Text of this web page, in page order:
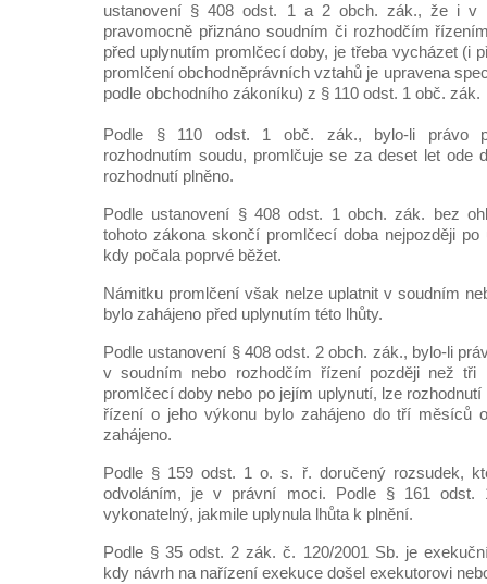
ustanovení § 408 odst. 1 a 2 obch. zák., že i v
pravomocně přiznáno soudním či rozhodčím
před uplynutím promlčecí doby, je třeba vycházet (i
promlčení obchodněprávních vztahů je upravena
podle obchodního zákoníku) z § 110 odst. 1 obč. zák.
Podle § 110 odst. 1 obč. zák., bylo-li právo
rozhodnutím soudu, promlčuje se za deset let ode
rozhodnutí plněno.
Podle ustanovení § 408 odst. 1 obch. zák. bez
tohoto zákona skončí promlčecí doba nejpozději
kdy počala poprvé běžet.
Námitku promlčení však nelze uplatnit v soudním
bylo zahájeno před uplynutím této lhůty.
Podle ustanovení § 408 odst. 2 obch. zák., bylo-li
v soudním nebo rozhodčím řízení později než tři
promlčecí doby nebo po jejím uplynutí, lze
řízení o jeho výkonu bylo zahájeno do tří měsíců
zahájeno.
Podle § 159 odst. 1 o. s. ř. doručený rozsudek,
odvoláním, je v právní moci. Podle § 161
vykonatelný, jakmile uplynula lhůta k plnění.
Podle § 35 odst. 2 zák. č. 120/2001 Sb. je
kdy návrh na nařízení exekuce došel exekutorovi